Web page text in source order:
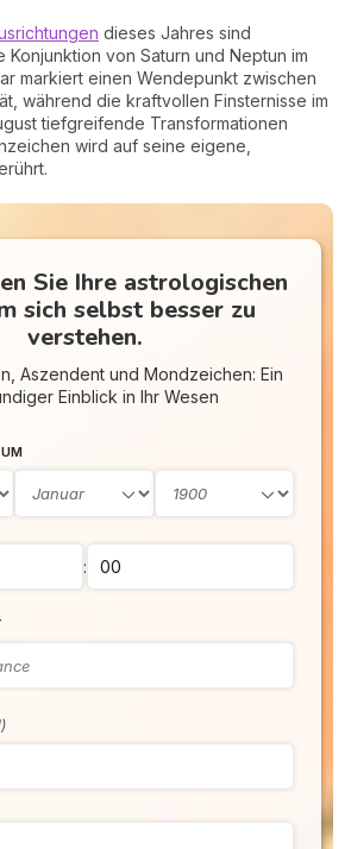
dieses Jahres sind
Konjunktion von Saturn und Neptun im
markiert einen Wendepunkt zwischen
während die kraftvollen Finsternisse im
tiefgreifende Transformationen
wird auf seine eigene,
Sie Ihre astrologischen
sich selbst besser zu
verstehen.
Aszendent und Mondzeichen: Ein
Einblick in Ihr Wesen
: